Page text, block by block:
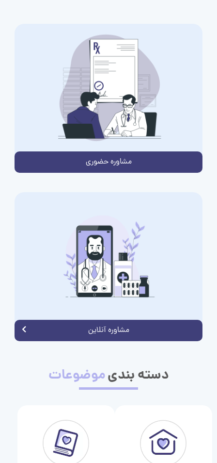
مشاوره حضوری
مشاوره آنلاین
دسته بندیموضوعات